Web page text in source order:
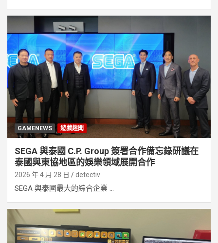
GAMENEWS 遊戲趣聞
SEGA 與泰國 C.P. Group 簽署合作備忘錄研議在
泰國與東協地區的娛樂領域展開合作
2026 年 4 月 28 日 detectiv
SEGA 與泰國最大的綜合企業 ...